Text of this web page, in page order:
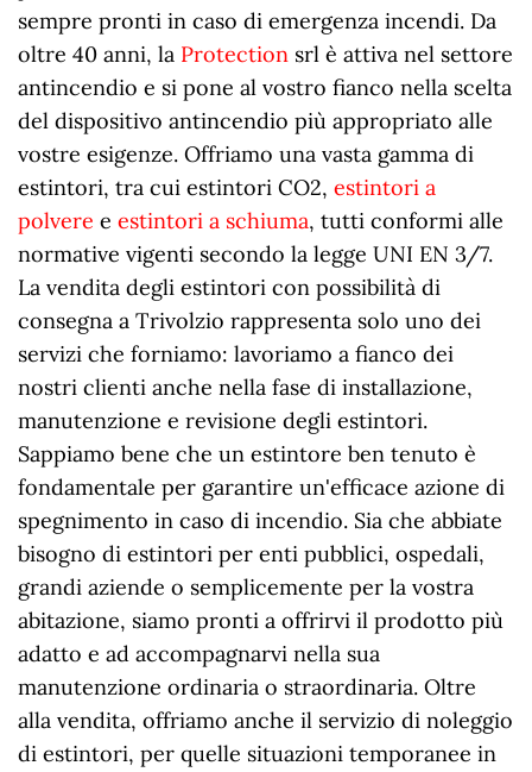
sempre pronti in caso di emergenza incendi. Da
oltre 40 anni, la Protection srl è attiva nel settore
antincendio e si pone al vostro fianco nella scelta
del dispositivo antincendio più appropriato alle
vostre esigenze. Offriamo una vasta gamma di
estintori, tra cui estintori CO2, estintori a
polvere e estintori a schiuma, tutti conformi alle
normative vigenti secondo la legge UNI EN 3/7.
La vendita degli estintori con possibilità di
consegna a Trivolzio rappresenta solo uno dei
servizi che forniamo: lavoriamo a fianco dei
nostri clienti anche nella fase di installazione,
manutenzione e revisione degli estintori.
Sappiamo bene che un estintore ben tenuto è
fondamentale per garantire un'efficace azione di
spegnimento in caso di incendio. Sia che abbiate
bisogno di estintori per enti pubblici, ospedali,
grandi aziende o semplicemente per la vostra
abitazione, siamo pronti a offrirvi il prodotto più
adatto e ad accompagnarvi nella sua
manutenzione ordinaria o straordinaria. Oltre
alla vendita, offriamo anche il servizio di noleggio
di estintori, per quelle situazioni temporanee in